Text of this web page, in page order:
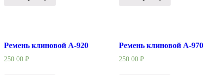
Ремень клиновой А-920
250.00 ₽
Ремень клиновой А-970
250.00 ₽